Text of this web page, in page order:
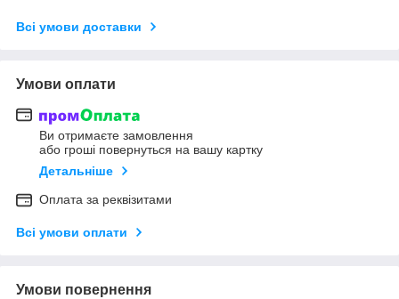
Всі умови доставки
Умови оплати
Ви отримаєте замовлення
або гроші повернуться на вашу картку
Детальніше
Оплата за реквізитами
Всі умови оплати
Умови повернення